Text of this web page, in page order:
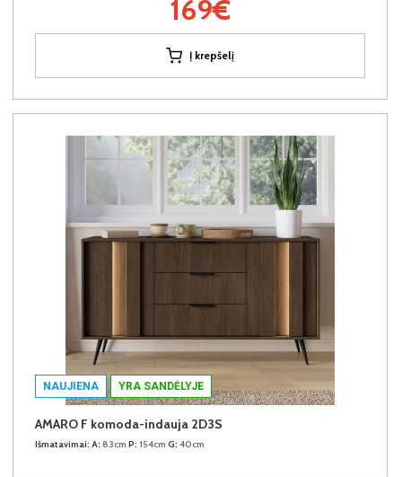
169€
Į krepšelį
NAUJIENA YRA SANDĖLYJE
AMARO F komoda-indauja 2D3S
Išmatavimai: A: 83cm P: 154cm G: 40cm